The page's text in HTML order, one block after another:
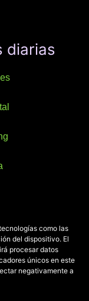
como las
del dispositivo. El
procesar datos
únicos en este
negativamente a
diarias